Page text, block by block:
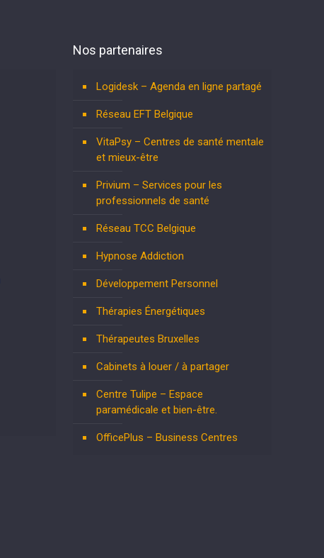
Nos partenaires
Logidesk – Agenda en ligne partagé
Réseau EFT Belgique
VitaPsy – Centres de santé mentale
et mieux-être
Privium – Services pour les
professionnels de santé
Réseau TCC Belgique
Hypnose Addiction
Développement Personnel
Thérapies Énergétiques
Thérapeutes Bruxelles
Cabinets à louer / à partager
Centre Tulipe – Espace
paramédicale et bien-être.
OfficePlus – Business Centres